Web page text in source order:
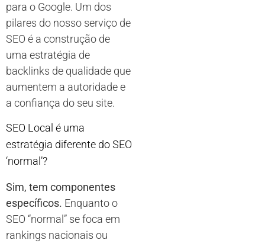
para o Google. Um dos
pilares do nosso serviço de
SEO é a construção de
uma estratégia de
backlinks de qualidade que
aumentem a autoridade e
a confiança do seu site.
SEO Local é uma
estratégia diferente do SEO
‘normal’?
Sim, tem componentes
específicos. Enquanto o
SEO “normal” se foca em
rankings nacionais ou